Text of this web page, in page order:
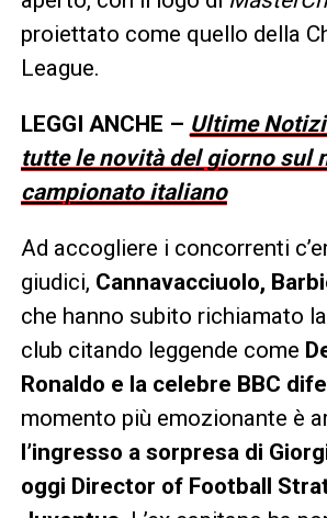
proiettato come quello della
League.
LEGGI ANCHE – Ultime
tutte le novità del giorno sul
campionato italiano
Ad accogliere i concorrenti
giudici, Cannavacciuolo,
che hanno subito richiamato
club citando leggende come
Ronaldo e la celebre BBC
momento più emozionante è
l’ingresso a sorpresa di
oggi Director of Football